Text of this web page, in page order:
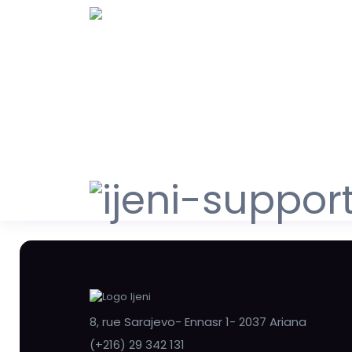
8, rue Sarajevo- Ennasr 1- 2037 Ariana
(+216) 29 342 131